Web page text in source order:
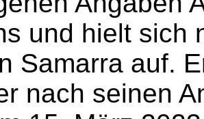
und hielt sich
Samarra auf.
nach seinen